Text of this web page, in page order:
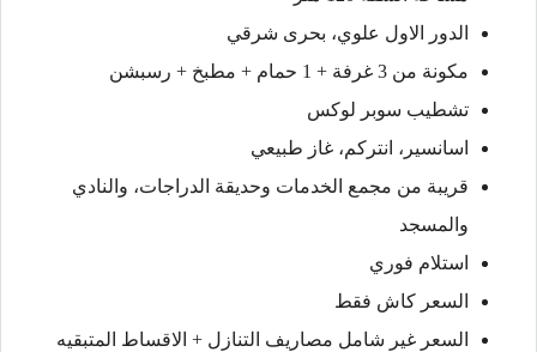
الدور الاول علوي، بحرى شرقي
مكونة من 3 غرفة + 1 حمام + مطبخ + رسبشن
تشطيب سوبر لوكس
اسانسير، انتركم، غاز طبيعي
قريبة من مجمع الخدمات وحديقة الدراجات، والنادي
والمسجد
استلام فوري
السعر كاش فقط
السعر غير شامل مصاريف التنازل + الاقساط المتبقيه